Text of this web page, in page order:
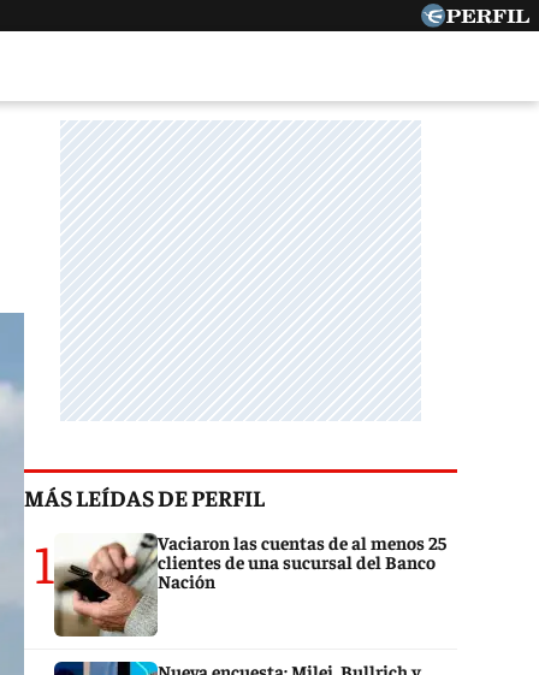
MÁS LEÍDAS DE PERFIL
1
Vaciaron las cuentas de al menos 25
clientes de una sucursal del Banco
Nación
Nueva encuesta: Milei, Bullrich y